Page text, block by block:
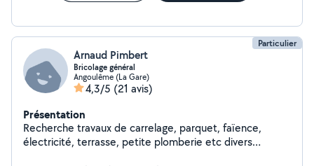
Particulier
Arnaud Pimbert
Bricolage général
Angoulême (La Gare)
4,3/5 (21 avis)
Présentation
Recherche travaux de carrelage, parquet, faïence,
électricité, terrasse, petite plomberie etc divers